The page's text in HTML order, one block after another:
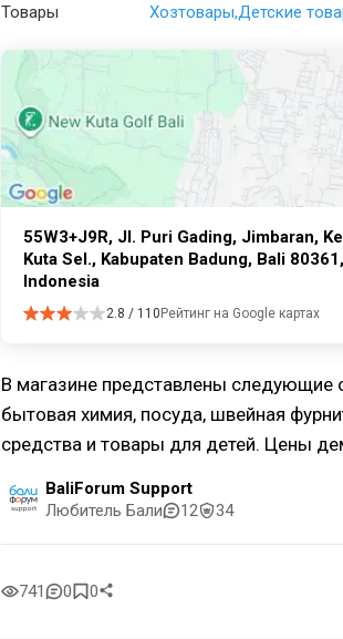
Товары
Хозтовары Детские
55W3+J9R, Jl. Puri Gading, Jimbaran,
Kuta Sel., Kabupaten Badung, Bali 80361,
Indonesia
2.8 / 110 Рейтинг на Google картах
В магазине представлены следующие
бытовая химия, посуда, швейная
средства и товары для детей. Цены
BaliForum Support
Любитель Бали
12 34
741 0 0